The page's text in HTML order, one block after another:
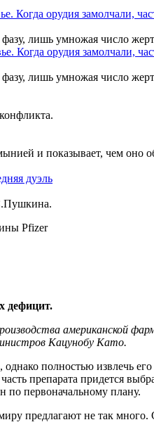
лишь умножая число
лишь умножая число
и показывает, чем
дефицит.
американской
Кацунобу Като.
полностью извлечь
препарата придется
по первоначальному плану.
предлагают не так